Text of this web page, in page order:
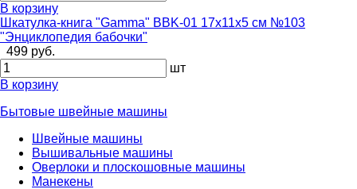
В корзину
Шкатулка-книга "Gamma" BBK-01 17х11х5 см №103
"Энциклопедия бабочки"
499 руб.
шт
В корзину
Бытовые швейные машины
Швейные машины
Вышивальные машины
Оверлоки и плоскошовные машины
Манекены